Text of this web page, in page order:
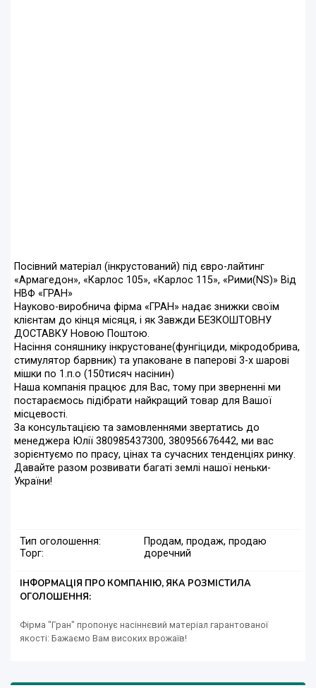
Посівний матеріал (інкрустований) під євро-лайтинг
«Армагедон», «Карлос 105», «Карлос 115», «Рими(NS)» Від
НВФ «ГРАН»
Науково-виробнича фірма «ГРАН» надає знижки своїм
клієнтам до кінця місяця, і як Завжди БЕЗКОШТОВНУ
ДОСТАВКУ Новою Поштою.
Насіння соняшнику інкрустоване(фунгіциди, мікродобрива,
стимулятор барвник) та упаковане в паперові 3-х шарові
мішки по 1.п.о (150тисяч насінин)
Наша компанія працює для Вас, тому при зверненні ми
постараємось підібрати найкращий товар для Вашої
місцевості.
За консультацією та замовленнями звертатись до
менеджера Юлії 380985437300, 380956676442, ми вас
зорієнтуємо по прасу, цінах та сучасних тенденціях ринку.
Давайте разом розвивати багаті землі нашої неньки-
України!
Тип оголошення:
Продам, продаж, продаю
Торг:
доречний
ІНФОРМАЦІЯ ПРО КОМПАНІЮ, ЯКА РОЗМІСТИЛА
ОГОЛОШЕННЯ:
Фірма "Гран" пропонує насіннєвий матеріал гарантованої
якості: Бажаємо Вам високих врожаїв!